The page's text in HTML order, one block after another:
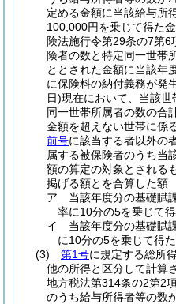
定める金額に当該給与所
100,000円を乗じて得た
険法施行令第29条の7第
険者の数と特定同一世帯
ととされた金額に当該年
に保険料の納付義務が発
日)現在において、当該
同一世帯所属者の数の合
金額を超えない世帯に係
前号に該当する者以外の
属する被保険者のうち当
額の算定の対象とされる
掲げる額とを合算した額
ア
当該年度分の基礎賦
率に10分の5を乗じて
イ
当該年度分の基礎賦
に10分の5を乗じて得
(3)
第1号に規定する総所
他の所得と区分して計算
地方税法第314条の2第2
のうち給与所得者等の数